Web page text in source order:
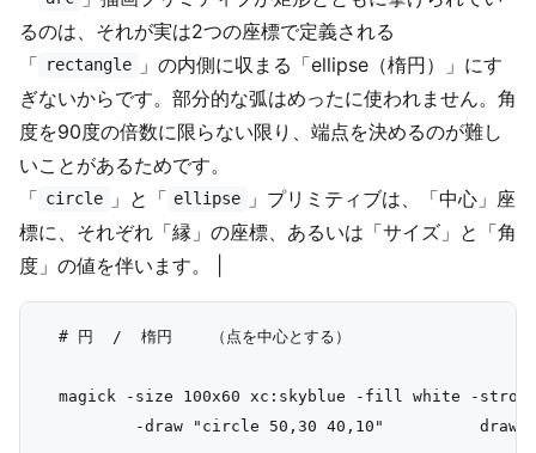
るのは、それが実は2つの座標で定義される
「 rectangle
」の内側に収まる「ellipse（楕円）」にす
ぎないからです。部分的な弧はめったに使われません。角
度を90度の倍数に限らない限り、端点を決めるのが難し
いことがあるためです。
「 circle 」と「 ellipse
」プリミティブは、「中心」座
標に、それぞれ「縁」の座標、あるいは「サイズ」と「角
度」の値を伴います。 |
  # 円  /  楕円    （点を中心とする）
magick -size 100x60 xc:skyblue -fill white -
-draw "circle 50,30 40,10"